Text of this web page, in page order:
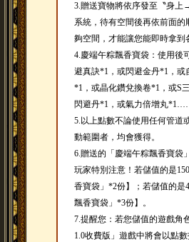
3.贈送寶物將依序發至〝身
系統，待有空間後再依前面
夠空間，才能讓您能即時拿到
4.慶端午粽飄香寶袋：使用後
避真訣*1，或閃避金丹*1，
*1，或晶化鑽兌換卷*1，或S
閃避丹*1，或氣力倍增丸
5.以上點數不論使用任何管道
動範圍者，均會獲得。
6.贈送的「慶端午粽飄香寶袋
玩家特別注意！若儲值的是
香寶袋」*2份】；若儲值的是
飄香寶袋」*3份】。
7.提醒您：若您儲值的遊戲角
1.0收費版」遊戲中將會以點